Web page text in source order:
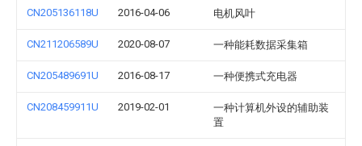
CN205136118U 2016-04-06 电机风叶
CN211206589U 2020-08-07 一种能耗数据采集箱
CN205489691U 2016-08-17 一种便携式充电器
CN208459911U 2019-02-01
一种计算机外设的辅助装
置